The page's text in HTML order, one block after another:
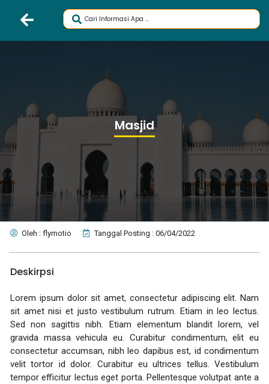
Masjid
Oleh : flymotio Tanggal Posting : 06/04/2022
Deskirpsi
Lorem ipsum dolor sit amet, consectetur adipiscing elit. Nam
sit amet nisi et justo vestibulum rutrum. Etiam in leo lectus.
Sed non sagittis nibh. Etiam elementum blandit lorem, vel
gravida massa vehicula eu. Curabitur condimentum, elit eu
consectetur accumsan, nibh leo dapibus est, id condimentum
velit tortor id dolor. Curabitur eu ultrices tellus. Vestibulum
tempor efficitur lectus eget porta. Pellentesque volutpat ante a